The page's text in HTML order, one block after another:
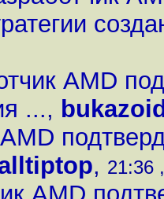
AMD
...,
, 21:36